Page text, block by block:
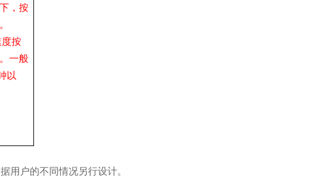
，按
按
一般
以
户的不同情况另行设计。